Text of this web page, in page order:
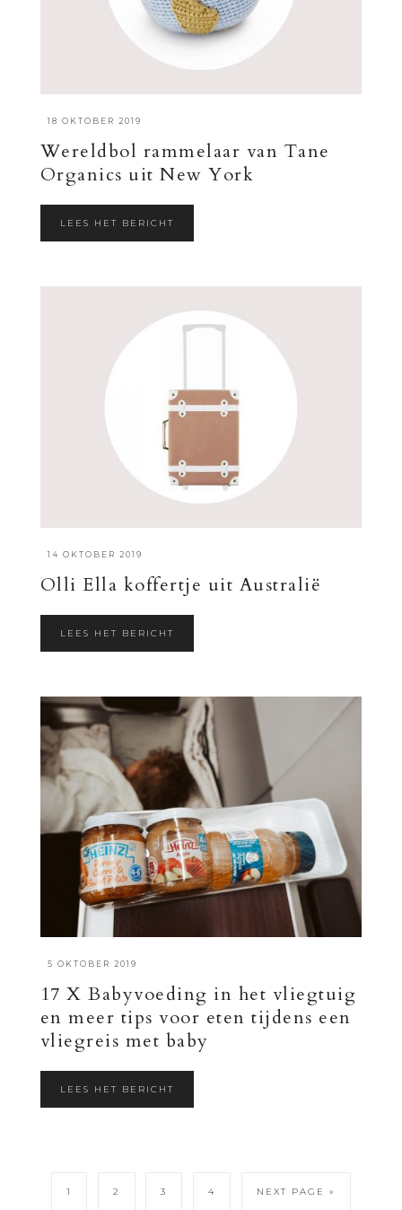
·18 OKTOBER 2019
Wereldbol rammelaar van Tane
Organics uit New York
LEES HET BERICHT
·14 OKTOBER 2019
Olli Ella koffertje uit Australië
LEES HET BERICHT
5 OKTOBER 2019
17 X Babyvoeding in het vliegtuig
en meer tips voor eten tijdens een
vliegreis met baby
LEES HET BERICHT
1 2 3 4 NEXT PAGE »